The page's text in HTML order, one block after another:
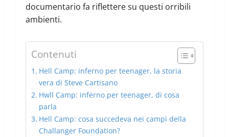
documentario fa riflettere su questi orribili
ambienti.
Contenuti
Hell Camp: inferno per teenager, la storia
vera di Steve Cartisano
Hwll Camp: inferno per teenager, di cosa
parla
Hell Camp: cosa succedeva nei campi della
Challanger Foundation?